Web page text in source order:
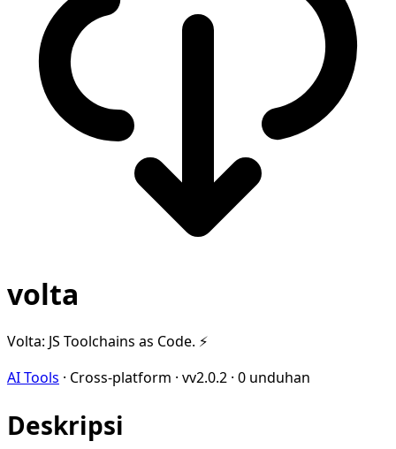
volta
Volta: JS Toolchains as Code. ⚡
AI Tools · Cross-platform · vv2.0.2 · 0 unduhan
Deskripsi